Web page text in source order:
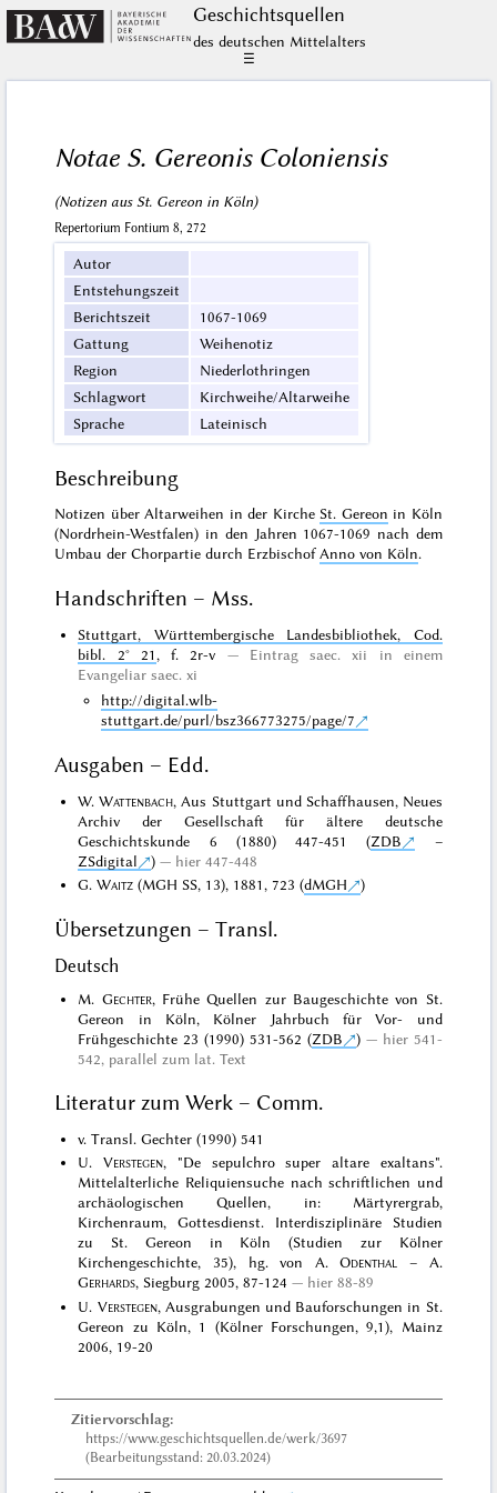
Geschichts­quellen
des deutschen Mittelalters
☰
Notae S. Gereonis Coloniensis
(Notizen aus St. Gereon in Köln)
Repertorium Fontium 8, 272
Autor
Entstehungszeit
Berichtszeit
1067-1069
Gattung
Weihenotiz
Region
Niederlothringen
Schlagwort
Kirchweihe/Altarweihe
Sprache
Lateinisch
Beschreibung
Notizen über Altarweihen in der KircheSt. Gereon in Köln
(Nordrhein-Westfalen) in den Jahren 1067-1069 nach dem
Umbau der Chorpartie durch ErzbischofAnno von Köln.
Handschriften – Mss.
Stuttgart, Württembergische Landesbibliothek, Cod.
bibl. 2° 21 , f. 2r-v
Eintrag saec. xii in einem
Evangeliar saec. xi
http://digital.wlb-
stuttgart.de/purl/bsz366773275/page/7
Ausgaben – Edd.
W.Wattenbach, Aus Stuttgart und Schaffhausen, Neues
Archiv der Gesellschaft für ältere deutsche
Geschichtskunde 6 (1880) 447-451 (ZDB
–
ZSdigital
)
hier 447-448
G.Waitz (MGH SS, 13), 1881, 723 (dMGH )
Übersetzungen – Transl.
Deutsch
M. Gechter, Frühe Quellen zur Baugeschichte von St.
Gereon in Köln, Kölner Jahrbuch für Vor- und
Frühgeschichte 23 (1990) 531-562 (ZDB )
hier 541-
542, parallel zum lat. Text
Literatur zum Werk – Comm.
v. Transl. Gechter (1990) 541
U.Verstegen, "De sepulchro super altare exaltans".
Mittelalterliche Reliquiensuche nach schriftlichen und
archäologischen Quellen, in: Märtyrergrab,
Kirchenraum, Gottesdienst. Interdisziplinäre Studien
zu St. Gereon in Köln (Studien zur Kölner
Kirchengeschichte, 35), hg. von A.Odenthal – A.
Gerhards, Siegburg 2005, 87-124
hier 88-89
U. Verstegen, Ausgrabungen und Bauforschungen in St.
Gereon zu Köln, 1 (Kölner Forschungen, 9,1), Mainz
2006, 19-20
Zitiervorschlag:
https://www.geschichtsquellen.de/werk/3697
(Bearbeitungsstand: 20.03.2024)